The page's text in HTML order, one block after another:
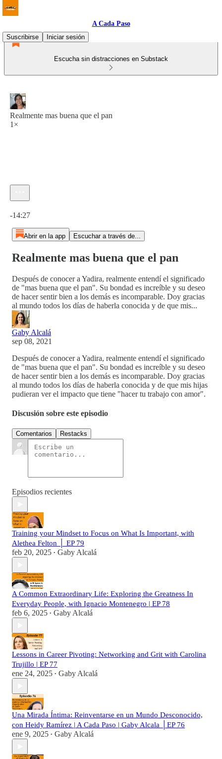
A Cada Paso
Suscribirse
Iniciar sesión
Escucha sin distracciones en Substack
Realmente mas buena que el pan
1×
-14:27
Abrir en la app Escuchar a través de...
Realmente mas buena que el pan
Después de conocer a Yadira, realmente entendí el significado
de "mas buena que el pan". Su bondad es increíble y su deseo
de hacer sentir bien a los demás es incomparable. Doy gracias
al mundo todos los días de haberla conocida y de que mis...
Gaby Alcalá
sep 08, 2021
Después de conocer a Yadira, realmente entendí el significado
de "mas buena que el pan". Su bondad es increíble y su deseo
de hacer sentir bien a los demás es incomparable. Doy gracias
al mundo todos los días de haberla conocida y de que mis hijas
pudieran ver el impacto que tiene "hacer tu trabajo con amor".
Discusión sobre este episodio
Comentarios Restacks
Episodios recientes
Training your Mindset to Focus on What Is Important, with
Alethea Felton │ EP 79
feb 20, 2025 • Gaby Alcalá
A Common Extraordinary Life: Exploring the Greatness In
Everyday People, with Ignacio Montenegro | EP 78
feb 6, 2025 • Gaby Alcalá
Lessons in Career Pivoting: Networking and Grit with Carolina
Trujillo | EP 77
ene 24, 2025 • Gaby Alcalá
Una Mirada Íntima: Reinventarse en un Mundo Desconocido,
con Heidy Ramírez | A Cada Paso | Gaby Alcala │EP 76
ene 9, 2025 • Gaby Alcalá